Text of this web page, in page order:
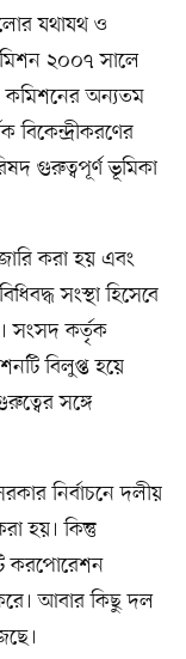
যথাযথ ও
২০০৭ সালে
কমিশনের অন্যতম
বিকেন্দ্রীকরণের
গুরুত্বপূর্ণ ভূমিকা
করা হয় এবং
সংস্থা হিসেবে
সংসদ কর্তৃক
বিলুপ্ত হয়ে
সঙ্গে
নির্বাচনে দলীয়
হয়। কিন্তু
করপোরেশন
করে। আবার কিছু দল